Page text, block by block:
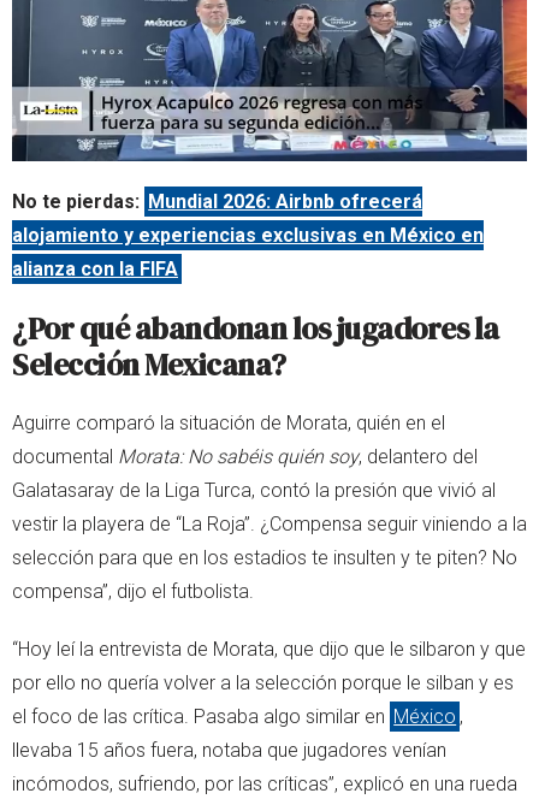
No te pierdas: Mundial 2026: Airbnb ofrecerá
alojamiento y experiencias exclusivas en México en
alianza con la FIFA
¿Por qué abandonan los jugadores la
Selección Mexicana?
Aguirre comparó la situación de Morata, quién en el
documental Morata: No sabéis quién soy, delantero del
Galatasaray de la Liga Turca, contó la presión que vivió al
vestir la playera de “La Roja”. ¿Compensa seguir viniendo a la
selección para que en los estadios te insulten y te piten? No
compensa”, dijo el futbolista.
“Hoy leí la entrevista de Morata, que dijo que le silbaron y que
por ello no quería volver a la selección porque le silban y es
el foco de las crítica. Pasaba algo similar en México ,
llevaba 15 años fuera, notaba que jugadores venían
incómodos, sufriendo, por las críticas”, explicó en una rueda